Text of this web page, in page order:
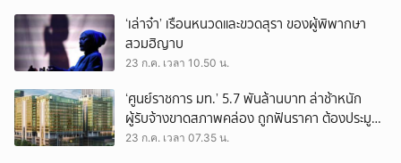
‘เล่าจ๋า’ เรือนหนวดและขวดสุรา ของผู้พิพากษา
สวมฮิญาบ
23 ก.ค. เวลา 10.50 น.
‘ศูนย์ราชการ มท.’ 5.7 พันล้านบาท ล่าช้าหนัก
ผู้รับจ้างขาดสภาพคล่อง ถูกฟันราคา ต้องประมูล
งานอื่น เอาเงินประกันมาโปะ
23 ก.ค. เวลา 07.35 น.